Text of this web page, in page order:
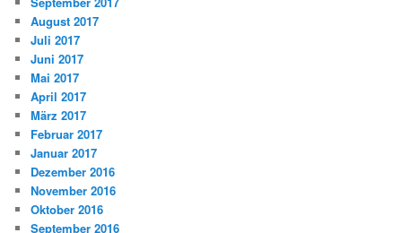
August 2017
Juli 2017
Juni 2017
Mai 2017
April 2017
März 2017
Februar 2017
Januar 2017
Dezember 2016
November 2016
Oktober 2016
September 2016